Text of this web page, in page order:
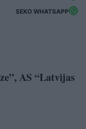
SEKO WHATSAPP
AS “Latvijas